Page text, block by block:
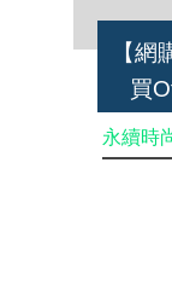
【
買
永續時